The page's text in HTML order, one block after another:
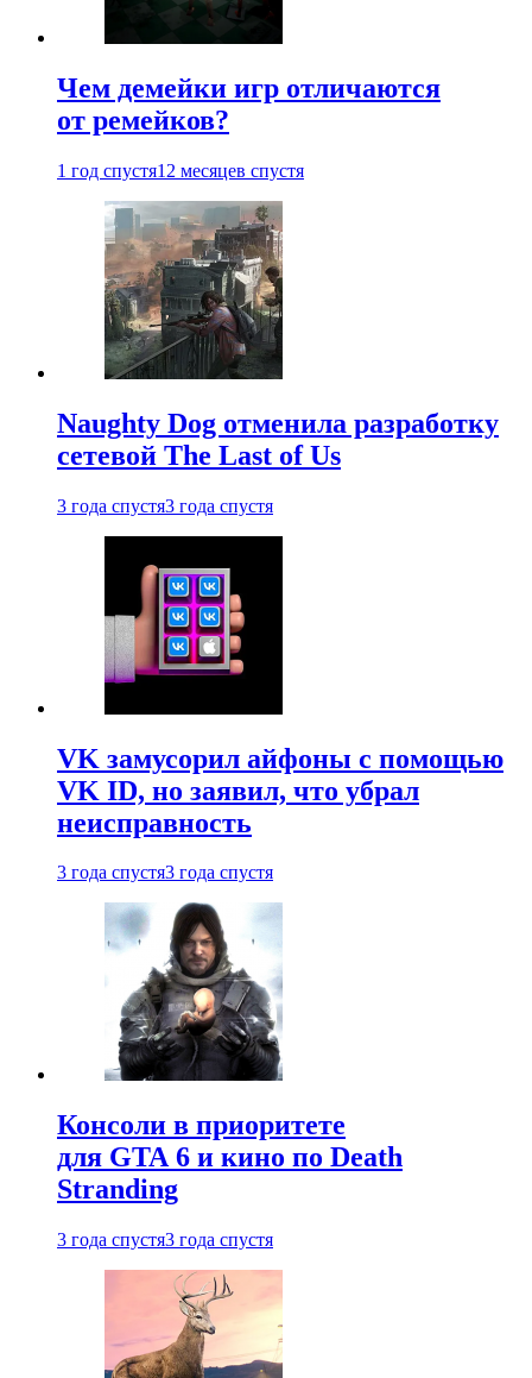
Чем демейки игр отличаются
от ремейков?
1 год спустя12 месяцев спустя
Naughty Dog отменила разработку
сетевой The Last of Us
3 года спустя3 года спустя
VK замусорил айфоны с помощью
VK ID, но заявил, что убрал
неисправность
3 года спустя3 года спустя
Консоли в приоритете
для GTA 6 и кино по Death
Stranding
3 года спустя3 года спустя